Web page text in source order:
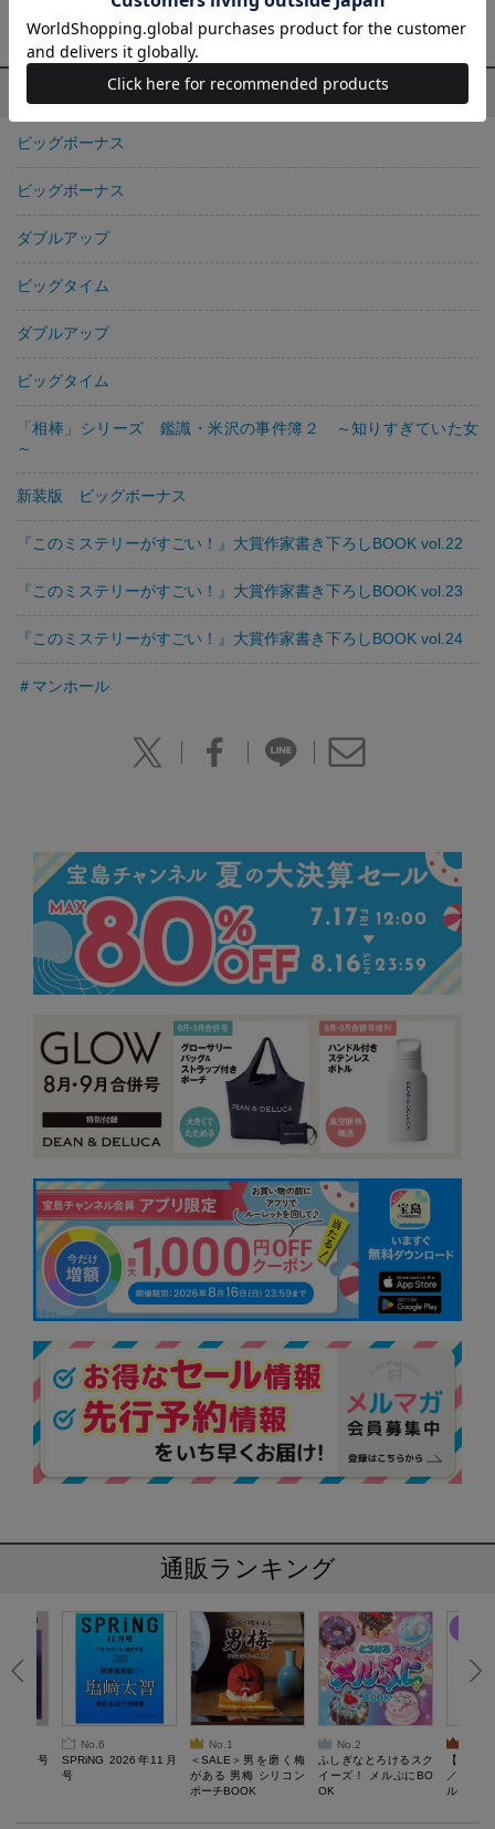
「相棒」シリーズ、「警視庁捜査一課9係」シリーズなどがある。
ハセベバクシンオー の他の作品
ビッグボーナス
ビッグボーナス
ダブルアップ
ビッグタイム
ダブルアップ
ビッグタイム
「相棒」シリーズ 鑑識・米沢の事件簿２ ～知りすぎていた女
～
新装版 ビッグボーナス
『このミステリーがすごい！』大賞作家書き下ろしBOOK vol.22
『このミステリーがすごい！』大賞作家書き下ろしBOOK vol.23
『このミステリーがすごい！』大賞作家書き下ろしBOOK vol.24
＃マンホール
通販ランキング
10月号
No.6
SPRiNG 2026年11月
号
No.1
＜SALE＞男を磨く梅
がある 男梅 シリコン
ポーチBOOK
No.2
ふしぎなとろけるスク
イーズ！ メルぷにBO
OK
【
／Lサ
ル）【
労回復ウ